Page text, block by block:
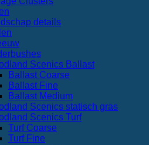
details
Scenics Ballast
Ballast Coarse
Ballast Fine
Ballast Medium
Scenics statisch gras
Scenics Turf
Turf Coarse
Turf Fine